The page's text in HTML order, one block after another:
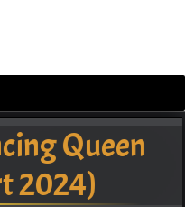
Queen
2024)